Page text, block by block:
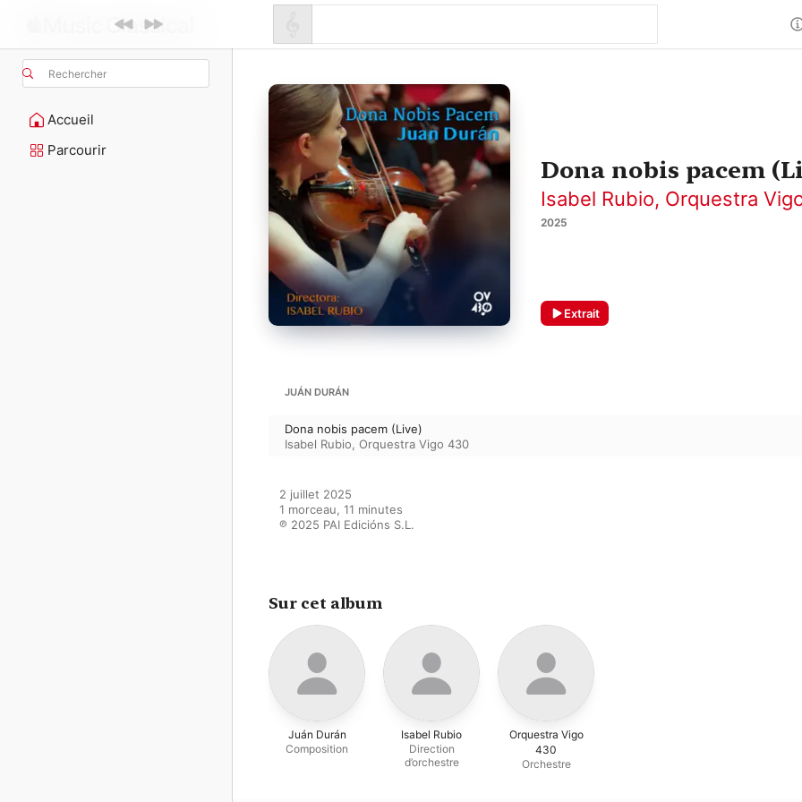
Rechercher
Accueil
Parcourir
Dona nobis pacem
Isabel Rubio, Orquestra
2025
Extrait
JUÁN DURÁN
Dona nobis pacem (Live)
Isabel Rubio, Orquestra Vigo 430
2 juillet 2025
1 morceau, 11 minutes
℗ 2025 PAI Edicións S.L.
Sur cet album
Juán Durán
Composition
Isabel Rubio
Direction
d’orchestre
Orquestra Vigo
430
Orchestre